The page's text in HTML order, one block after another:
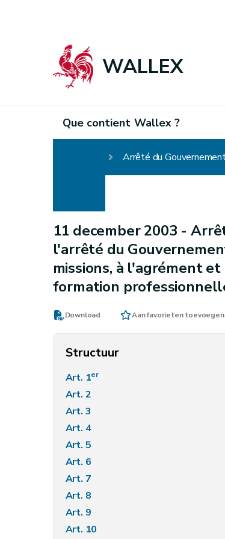
WALLEX
Que contient Wallex ?
11 december 2003 -
l'arrêté du
missions, à l'agrément
formation
Download Aan favorieten toevoegen
Structuur
Art. 1er
Art. 2
Art. 3
Art. 4
Art. 5
Art. 6
Art. 7
Art. 8
Art. 9
Art. 10